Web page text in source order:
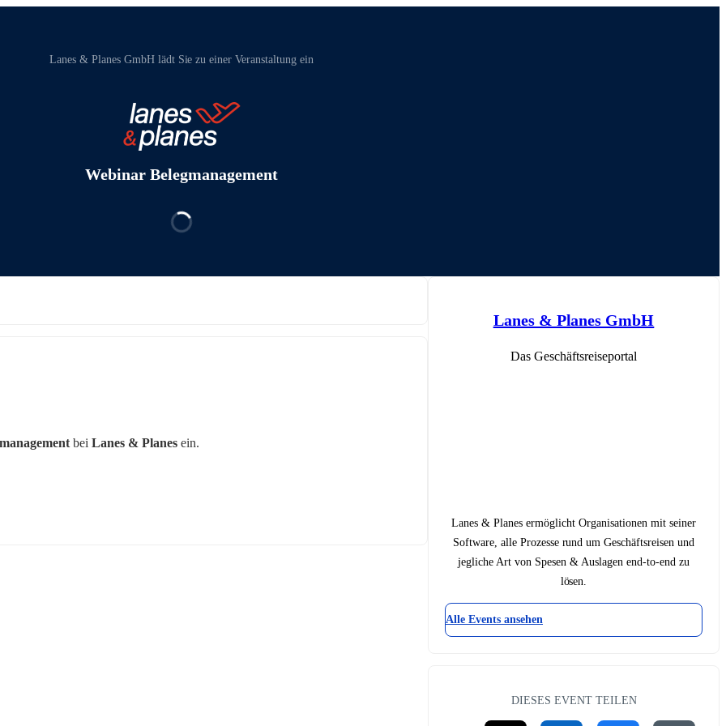
Lanes & Planes GmbH‬ lädt Sie zu einer Veranstaltung ein
Webinar Belegmanagement
bei Lanes & Planes ein.
Lanes & Planes GmbH
Das Geschäftsreiseportal
Lanes & Planes ermöglicht Organisationen mit seiner
Software, alle Prozesse rund um Geschäftsreisen und
jegliche Art von Spesen & Auslagen end-to-end zu
lösen.
Alle Events ansehen
DIESES EVENT TEILEN